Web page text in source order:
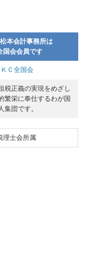
本会計事務所は
国会会員です
税正義の実現をめざし
繁栄に奉仕するわが国
集団です。
理士会所属